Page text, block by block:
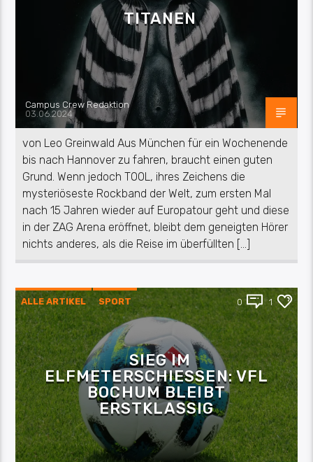
TITANEN
Campus Crew Redaktion
03.06.2024
von Leo Greinwald Aus München für ein Wochenende
bis nach Hannover zu fahren, braucht einen guten
Grund. Wenn jedoch TOOL, ihres Zeichens die
mysteriöseste Rockband der Welt, zum ersten Mal
nach 15 Jahren wieder auf Europatour geht und diese
in der ZAG Arena eröffnet, bleibt dem geneigten Hörer
nichts anderes, als die Reise im überfüllten […]
ALLE ARTIKEL SPORT 0 1
SIEG IM
ELFMETERSCHIESSEN: VFL B
OCHUM BLEIBT E
RSTKLASSIG